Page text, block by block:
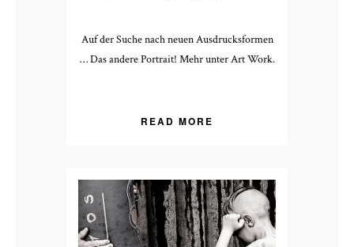
Auf der Suche nach neuen Ausdrucksformen
… Das andere Portrait! Mehr unter Art Work.
READ MORE